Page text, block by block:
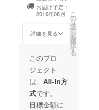
しい歌をカバー
して歌います。
カバーして歌っ
た動画をDVDに
して直接お送り
カラオケ音源の
存在するものに
限ります ・お礼
メールの送信
お届け予定：
2016年08月
詳細を見る
こ
の
リ
タ
ー
ン
を
選
択
す
る
このプロ
ジェクト
は、 All-In方
式です。
目標金額に